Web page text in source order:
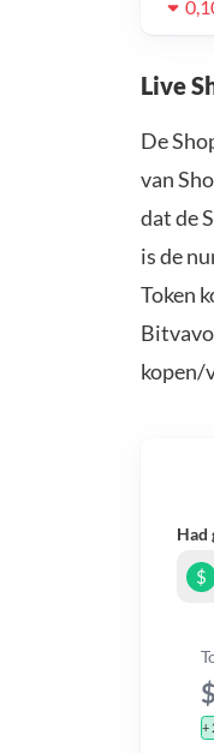
Live
De
van
dat de
is de
Token
kopen/
Had
$
$
+